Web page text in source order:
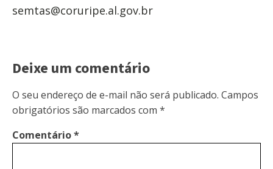
semtas@coruripe.al.gov.br
Deixe um comentário
O seu endereço de e-mail não será publicado. Campos
obrigatórios são marcados com *
Comentário*